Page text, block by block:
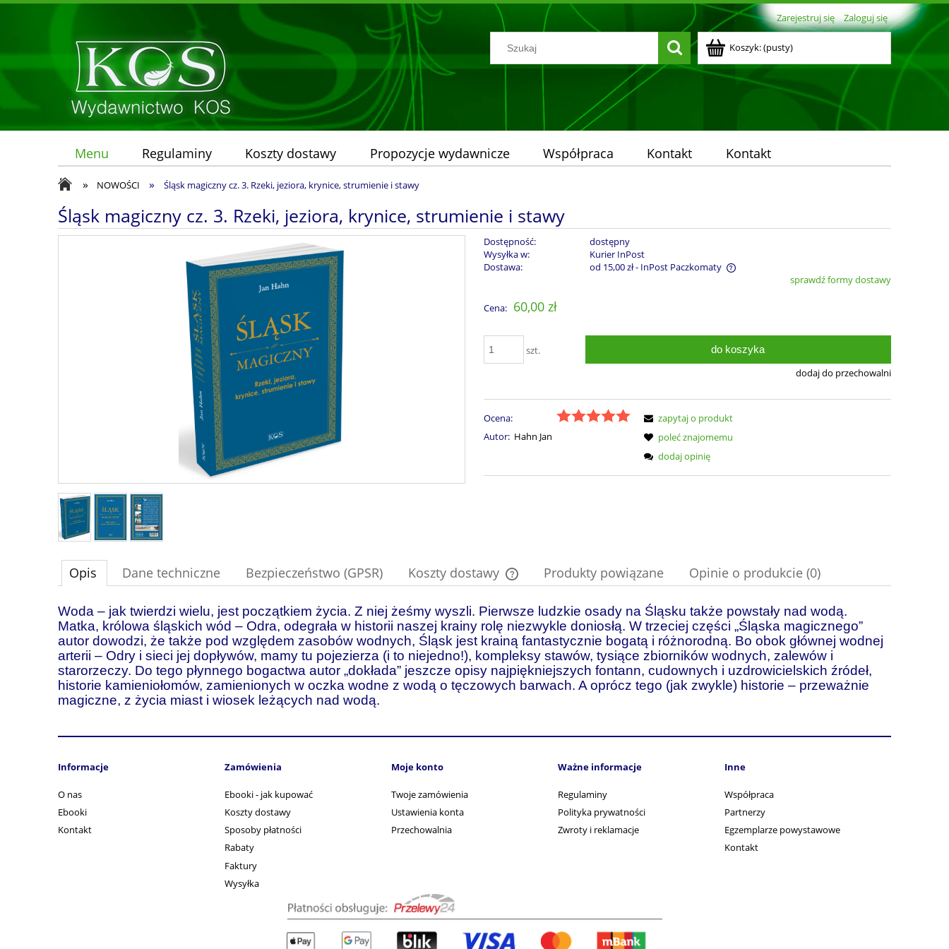
Zarejestruj się Zaloguj się
Koszyk:(pusty)
Menu Regulaminy Koszty dostawy Propozycje wydawnicze Współpraca Kontakt Kontakt
» NOWOŚCI » Śląsk magiczny cz. 3. Rzeki, jeziora, krynice, strumienie i stawy
Śląsk magiczny cz. 3. Rzeki, jeziora, krynice, strumienie i stawy
Dostępność:
dostępny
Wysyłka w:
Kurier InPost
Dostawa:
od 15,00 zł- InPost Paczkomaty
płatności
sprawdź formy dostawy
Cena: 60,00 zł
szt. do koszyka
dodaj do przechowalni
Ocena:
Autor: Hahn Jan
zapytaj o produkt
poleć znajomemu
dodaj opinię
Opis Dane techniczne Bezpieczeństwo (GPSR) Koszty dostawy
Cena nie zawiera ewentualnych kosztów
płatności
Produkty powiązane Opinie o produkcie (0)
Woda – jak twierdzi wielu, jest początkiem życia. Z niej żeśmy wyszli. Pierwsze ludzkie osady na Śląsku także powstały nad wodą.
Matka, królowa śląskich wód – Odra, odegrała w historii naszej krainy rolę niezwykle doniosłą. W trzeciej części „Śląska magicznego”
autor dowodzi, że także pod względem zasobów wodnych, Śląsk jest krainą fantastycznie bogatą i różnorodną. Bo obok głównej wodnej
arterii – Odry i sieci jej dopływów, mamy tu pojezierza (i to niejedno!), kompleksy stawów, tysiące zbiorników wodnych, zalewów i
starorzeczy. Do tego płynnego bogactwa autor „dokłada” jeszcze opisy najpiękniejszych fontann, cudownych i uzdrowicielskich źródeł,
historie kamieniołomów, zamienionych w oczka wodne z wodą o tęczowych barwach. A oprócz tego (jak zwykle) historie – przeważnie
magiczne, z życia miast i wiosek leżących nad wodą.
Informacje
O nas
Ebooki
Kontakt
Zamówienia
Ebooki - jak kupować
Koszty dostawy
Sposoby płatności
Rabaty
Faktury
Wysyłka
Moje konto
Twoje zamówienia
Ustawienia konta
Przechowalnia
Ważne informacje
Regulaminy
Polityka prywatności
Zwroty i reklamacje
Inne
Współpraca
Partnerzy
Egzemplarze powystawowe
Kontakt